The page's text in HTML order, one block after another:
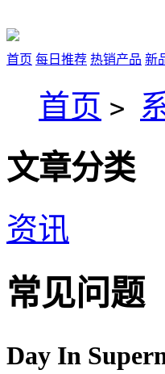
首页 每日推荐 热销产品 新
首页 >
文章分类
资讯
常见问题
Day In